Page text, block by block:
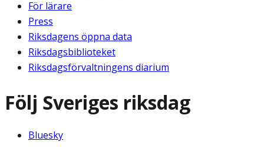
För lärare
Press
Riksdagens öppna data
Riksdagsbiblioteket
Riksdagsförvaltningens diarium
Följ Sveriges riksdag
Bluesky